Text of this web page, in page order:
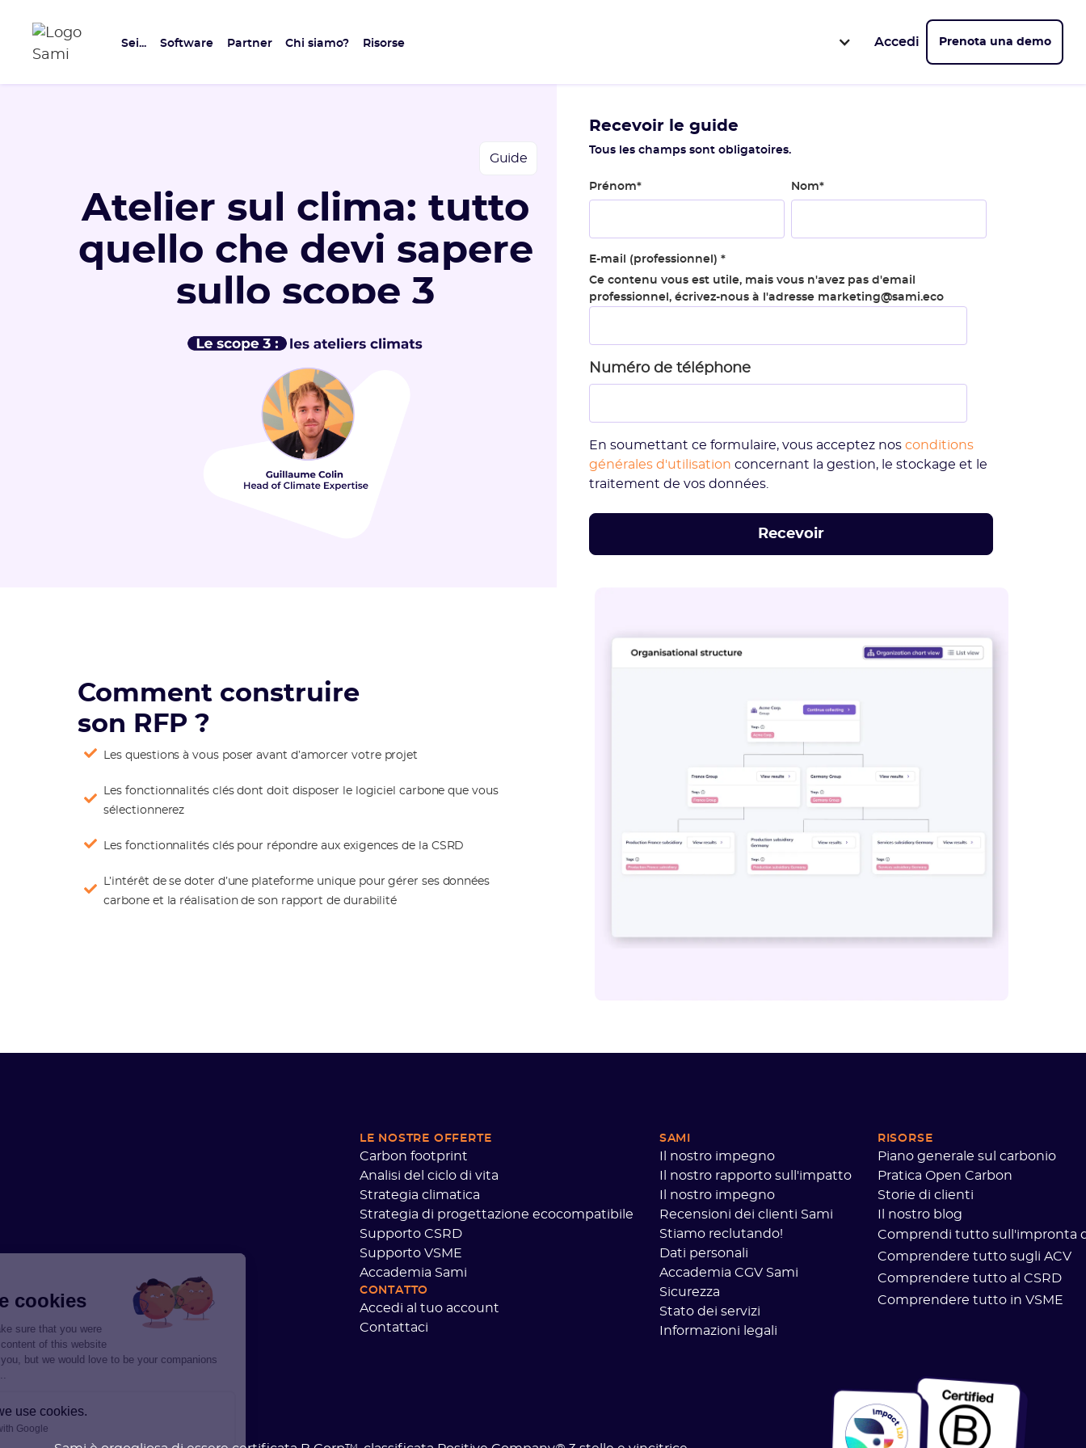
Sei... Software Partner Chi siamo? Risorse Accedi Prenota una demo
Guide
Atelier sul clima: tutto
quello che devi sapere
sullo scope 3
Recevoir le guide
Tous les champs sont obligatoires.
Prénom* Nom*
E-mail (professionnel)*
Ce contenu vous est utile, mais vous n'avez pas d'email
professionnel, écrivez-nous à l'adresse marketing@sami.eco
Numéro de téléphone
En soumettant ce formulaire, vous acceptez nosconditions
générales d'utilisation concernant la gestion, le stockage et le
traitement de vos données.
Comment construire
son RFP ?
Les questions à vous poser avant d’amorcer votre projet
Les fonctionnalités clés dont doit disposer le logiciel carbone que vous
sélectionnerez
Les fonctionnalités clés pour répondre aux exigences de la CSRD
L’intérêt de se doter d’une plateforme unique pour gérer ses données
carbone et la réalisation de son rapport de durabilité
LE NOSTRE OFFERTE
Carbon footprint
Analisi del ciclo di vita
Strategia climatica
Strategia di progettazione ecocompatibile
Supporto CSRD
Supporto VSME
Accademia Sami
CONTATTO
Accedi al tuo account
Contattaci
SAMI
Il nostro impegno
Il nostro rapporto sull'impatto
Il nostro impegno
Recensioni dei clienti Sami
Stiamo reclutando!
Dati personali
Accademia CGV Sami
Sicurezza
Stato dei servizi
Informazioni legali
RISORSE
Piano generale sul carbonio
Pratica Open Carbon
Storie di clienti
Il nostro blog
Comprendi tutto sull'impronta
Comprendere tutto sugli ACV
Comprendere tutto al CSRD
Comprendere tutto in VSME
We're the cookies
We waited to make sure that you were
interested in the content of this website
before bothering you, but we would love to be your companions
Here’s why we use cookies.
Data Sharing with Google